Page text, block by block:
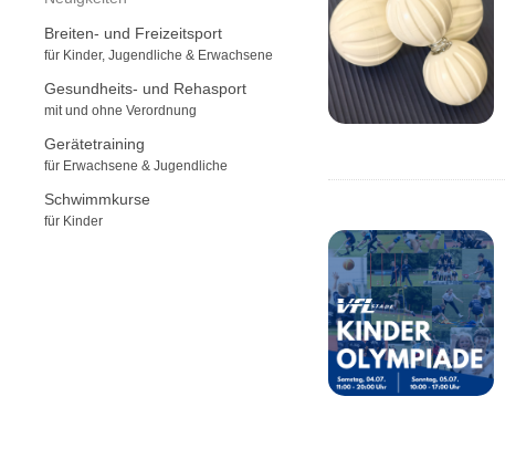
Breiten- und Freizeitsport
für Kinder, Jugendliche & Erwachsene
Gesundheits- und Rehasport
mit und ohne Verordnung
Gerätetraining
für Erwachsene & Jugendliche
Schwimmkurse
für Kinder